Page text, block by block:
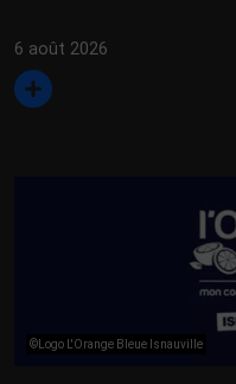
6 août 2026
©Logo L'Orange Bleue Isnauville